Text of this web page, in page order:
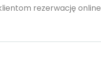
rezerwację online